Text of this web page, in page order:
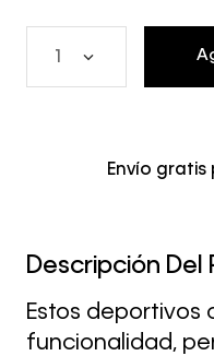
Envío
Descripción
Estos deportivos
funcionalidad,